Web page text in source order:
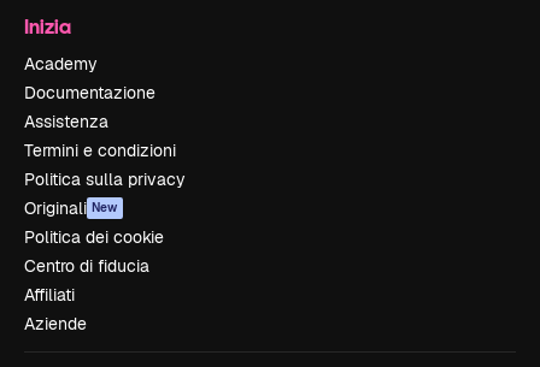
Inizia
Academy
Documentazione
Assistenza
Termini e condizioni
Politica sulla privacy
Originali New
Politica dei cookie
Centro di fiducia
Affiliati
Aziende